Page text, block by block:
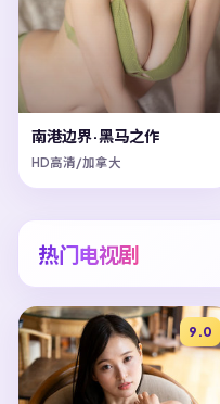
南港边界·黑马之作
HD高清/加拿大
热门电视剧
9.0